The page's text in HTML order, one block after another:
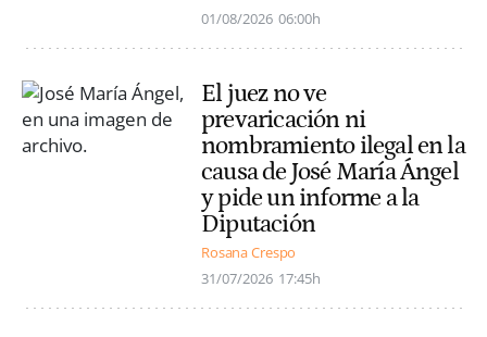
01/08/2026 06:00h
El juez no ve
prevaricación ni
nombramiento ilegal en la
causa de José María Ángel
y pide un informe a la
Diputación
Rosana Crespo
31/07/2026 17:45h